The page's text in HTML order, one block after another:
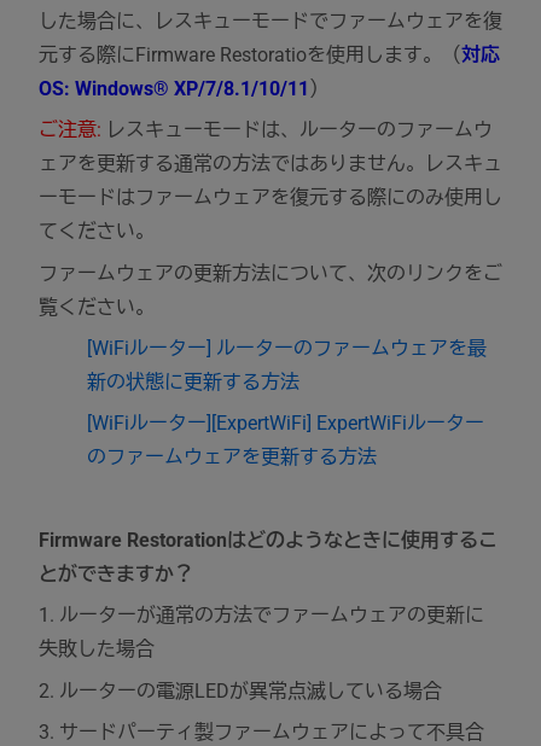
した場合に、レスキューモードでファームウェアを復
元する際にFirmware Restoratioを使用します。（対応
OS: Windows® XP/7/8.1/10/11 ）
ご注意: レスキューモードは、ルーターのファームウ
ェアを更新する通常の方法ではありません。レスキュ
ーモードはファームウェアを復元する際にのみ使用し
てください。
ファームウェアの更新方法について、次のリンクをご
覧ください。
[WiFiルーター] ルーターのファームウェアを最
新の状態に更新する方法
[WiFiルーター][ExpertWiFi] ExpertWiFiルーター
のファームウェアを更新する方法
Firmware Restorationはどのようなときに使用するこ
とができますか？
1. ルーターが通常の方法でファームウェアの更新に
失敗した場合
2. ルーターの電源LEDが異常点滅している場合
3. サードパーティ製ファームウェアによって不具合